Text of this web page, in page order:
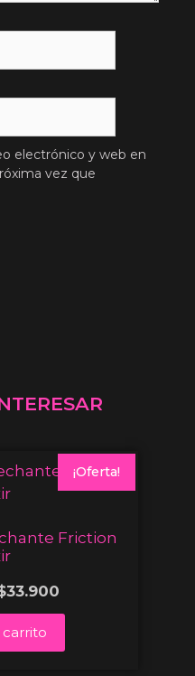
electrónico y web en
vez que
¡Oferta!
Friction
33.900
carrito